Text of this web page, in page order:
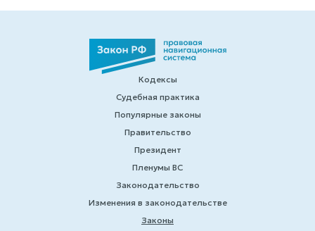
Кодексы
Судебная практика
Популярные законы
Правительство
Президент
Пленумы ВС
Законодательство
Изменения в законодательстве
Законы